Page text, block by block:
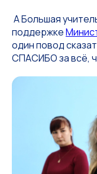
А Большая
поддержке
один повод
СПАСИБО за всё,